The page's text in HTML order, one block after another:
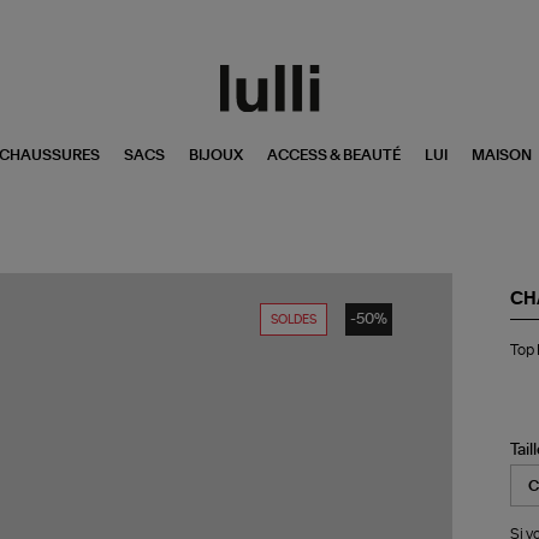
CHAUSSURES SACS BIJOUX ACCESS & BEAUTÉ LUI MAISON
SOLDES -50%
Si